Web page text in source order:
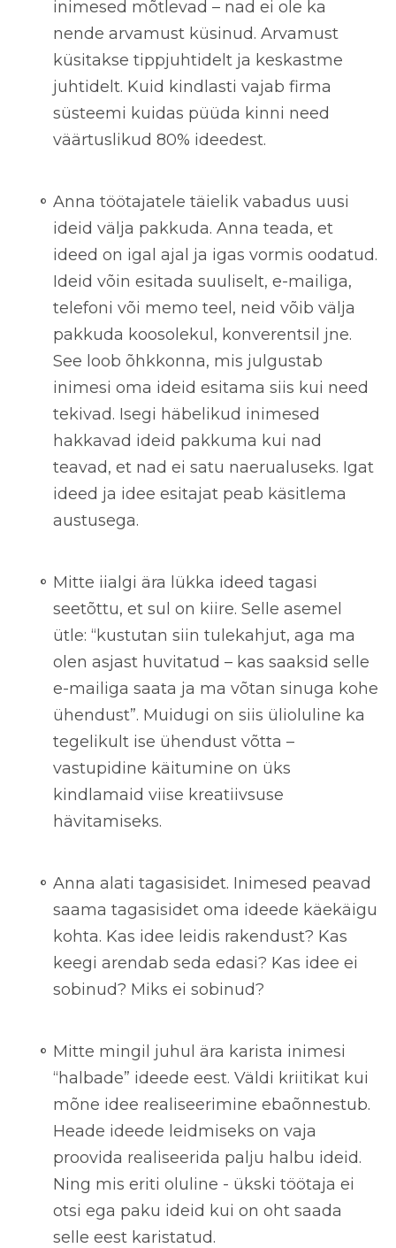
inimesed mõtlevad – nad ei ole ka
nende arvamust küsinud. Arvamust
küsitakse tippjuhtidelt ja keskastme
juhtidelt. Kuid kindlasti vajab firma
süsteemi kuidas püüda kinni need
väärtuslikud 80% ideedest.
Anna töötajatele täielik vabadus uusi
ideid välja pakkuda. Anna teada, et
ideed on igal ajal ja igas vormis oodatud.
Ideid võin esitada suuliselt, e-mailiga,
telefoni või memo teel, neid võib välja
pakkuda koosolekul, konverentsil jne.
See loob õhkkonna, mis julgustab
inimesi oma ideid esitama siis kui need
tekivad. Isegi häbelikud inimesed
hakkavad ideid pakkuma kui nad
teavad, et nad ei satu naerualuseks. Igat
ideed ja idee esitajat peab käsitlema
austusega.
Mitte iialgi ära lükka ideed tagasi
seetõttu, et sul on kiire. Selle asemel
ütle: “kustutan siin tulekahjut, aga ma
olen asjast huvitatud – kas saaksid selle
e-mailiga saata ja ma võtan sinuga kohe
ühendust”. Muidugi on siis ülioluline ka
tegelikult ise ühendust võtta –
vastupidine käitumine on üks
kindlamaid viise kreatiivsuse
hävitamiseks.
Anna alati tagasisidet. Inimesed peavad
saama tagasisidet oma ideede käekäigu
kohta. Kas idee leidis rakendust? Kas
keegi arendab seda edasi? Kas idee ei
sobinud? Miks ei sobinud?
Mitte mingil juhul ära karista inimesi
“halbade” ideede eest. Väldi kriitikat kui
mõne idee realiseerimine ebaõnnestub.
Heade ideede leidmiseks on vaja
proovida realiseerida palju halbu ideid.
Ning mis eriti oluline - ükski töötaja ei
otsi ega paku ideid kui on oht saada
selle eest karistatud.